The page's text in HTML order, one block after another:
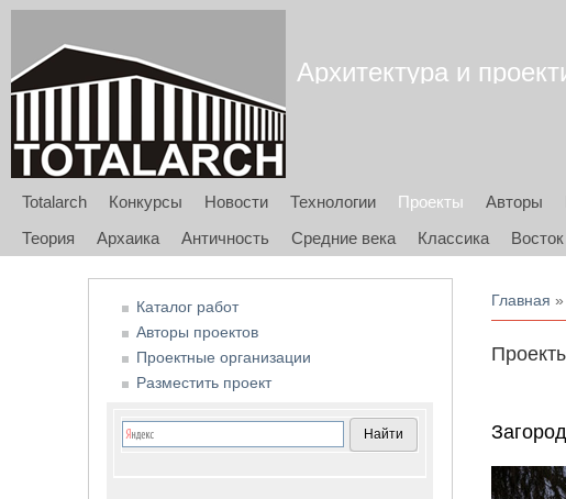
Архитектура и
Totalarch Конкурсы Новости Технологии Проекты Авторы
Теория
Архаика Античность Средние века Классика Восток
Вы
Главная
Каталог работ
Авторы проектов
Проектные организации
Разместить проект